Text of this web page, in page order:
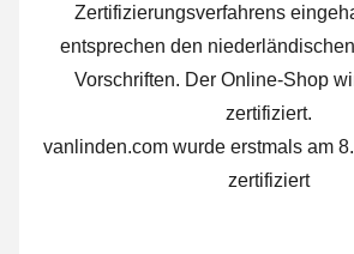
Zertifizierungsverfahrens
entsprechen den
Vorschriften. Der Online-Shop
zertifiziert.
vanlinden.com wurde erstmals am
zertifiziert